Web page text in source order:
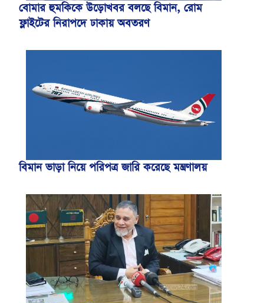
বোমার হুমকিকে উড়োখবর বলছে বিমান, রোম
ফ্লাইটের নিরাপদে ঢাকায় অবতরণ
বিমান ভাড়া নিয়ে পরিপত্র জারি করেছে মন্ত্রণালয়